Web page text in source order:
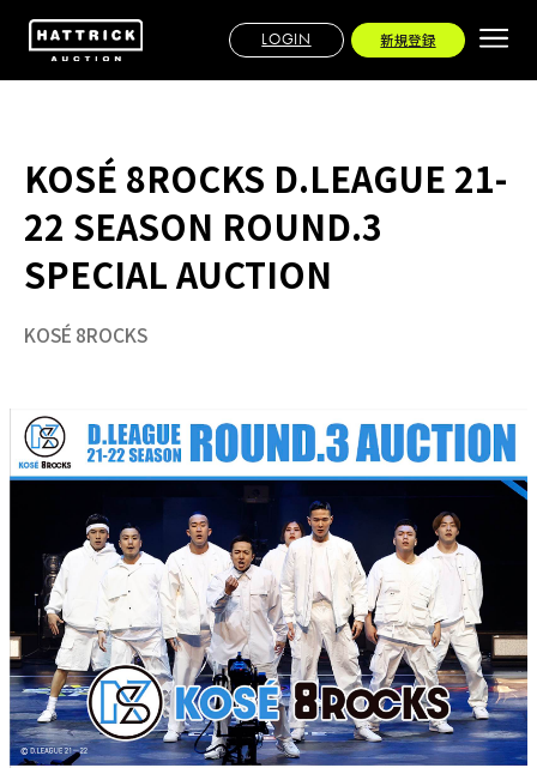
LOGIN 新規登録
KOSÉ 8ROCKS D.LEAGUE 21-
22 SEASON ROUND.3
SPECIAL AUCTION
KOSÉ 8ROCKS